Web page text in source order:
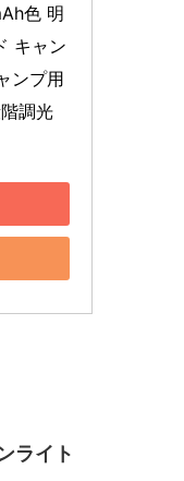
色 明
キャン
ンプ用
調光
ライト